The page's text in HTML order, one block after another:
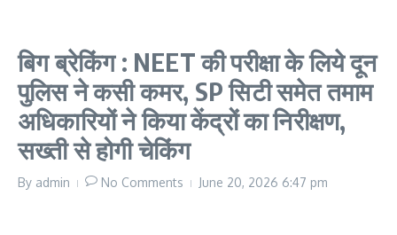
बिग ब्रेकिंग : NEET की परीक्षा के लिये दून
पुलिस ने कसी कमर, SP सिटी समेत तमाम
अधिकारियों ने किया केंद्रों का निरीक्षण,
सख्ती से होगी चेकिंग
By admin No Comments June 20, 2026 6:47 pm